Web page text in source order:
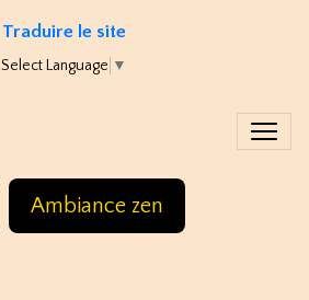
Traduire le site
Select Language ▼
Ambiance zen